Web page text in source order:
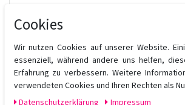
Vorteile des Sassoon Precision
Shampoos:
Präzise, tiefenwirksame Reinigung
Entfernt Stylingreste und Unreinheiten
Schützt die natürliche
Perfekt als Vorbereitung vor Färben
Für professionelle Anwendung geeignet
Cookies
Wir nutzen Cookies auf unserer Website.
essenziell, während andere uns helfen,
Erfahrung zu verbessern. Weitere
verwendeten Cookies und Ihren Rechten als
Daten­schutz­erklärung
Impressum